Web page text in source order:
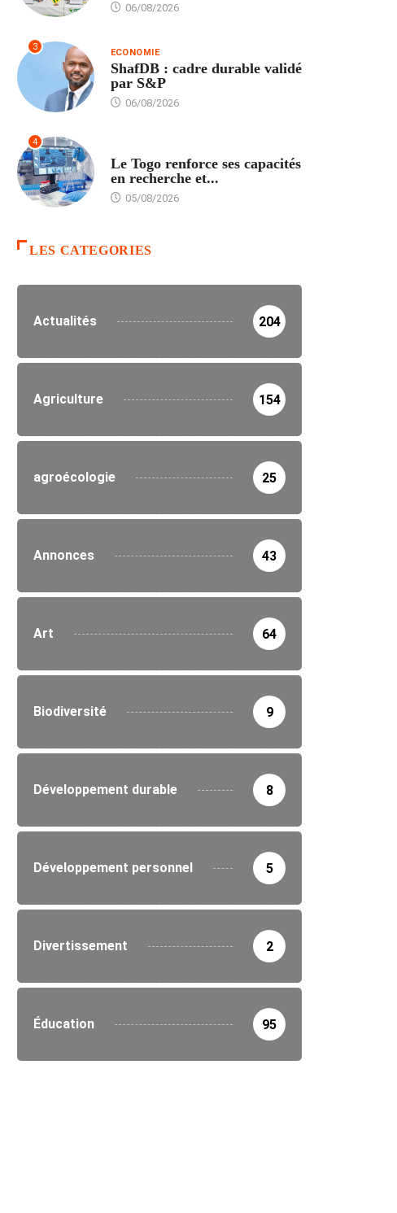
Campagne nationale de reboisement au Togo :...
29/05/2026
06/08/2026
3 ECONOMIE
ShafDB : cadre durable validé
par S&P
06/08/2026
4
Le Togo renforce ses capacités
en recherche et...
05/08/2026
LES CATEGORIES
Actualités 204
Agriculture 154
agroécologie 25
Annonces 43
Art 64
Biodiversité 9
Développement durable 8
Développement personnel 5
Divertissement 2
Éducation 95